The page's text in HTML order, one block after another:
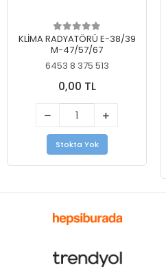
KLİMA RADYATÖRÜ E-38/39
M-47/57/67
6453 8 375 513
0,00 TL
Stokta Yok